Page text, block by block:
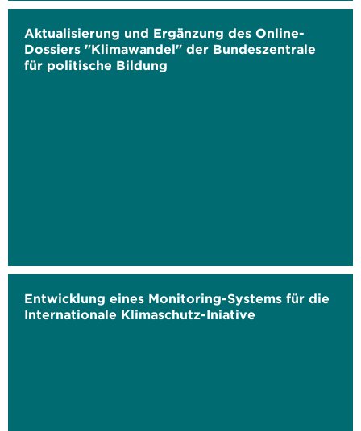
Aktualisierung und Ergänzung des Online-
Dossiers "Klimawandel" der Bundeszentrale
für politische Bildung
Entwicklung eines Monitoring-Systems für die
Internationale Klimaschutz-Iniative